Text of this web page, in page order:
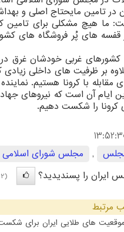
تامین مایحتاج اصلی و
ما هیچ مشكلی برای تامین
قفسه های پُر فروشگاه های
كشورهای غربی خودشان غرق
بر ظرفیت های داخلی زیادی
مقابله با كرونا هستیم.
ایام آن است كه نیروهای
كرونا را شكست دهیم.
, مجلس شورای اسلامی
ایران را پسندیدید؟
(2)
مرتبط
های طلایی ایران برای